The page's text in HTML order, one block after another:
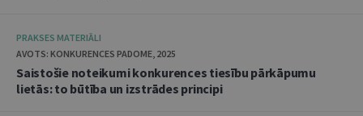
PRAKSES MATERIĀLI
AVOTS: KONKURENCES PADOME, 2025
Saistošie noteikumi konkurences tiesību pārkāpumu
lietās: to būtība un izstrādes principi